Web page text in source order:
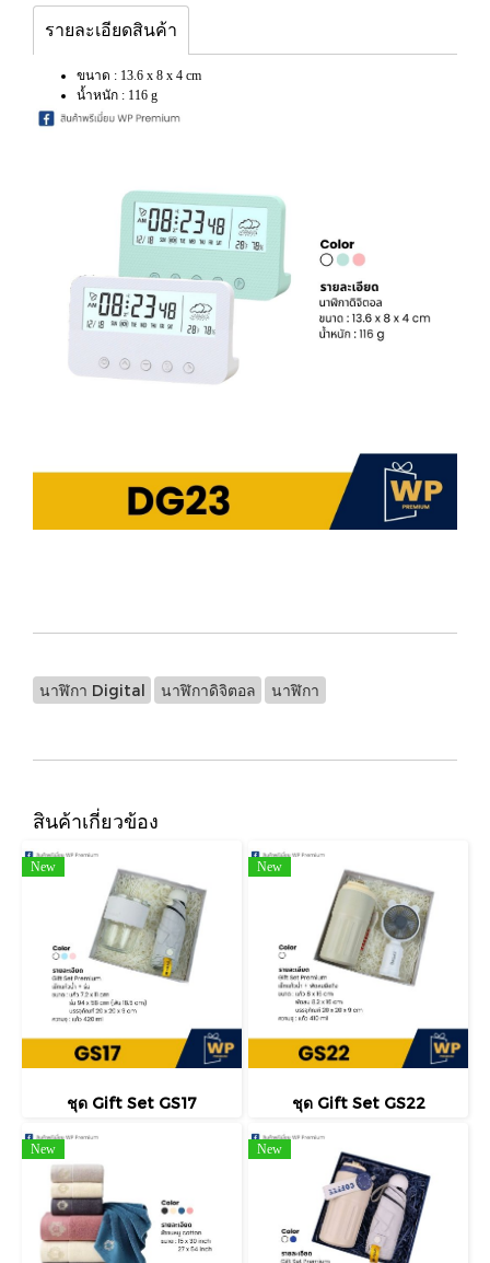
รายละเอียดสินค้า
ขนาด : 13.6 x 8 x 4 cm
น้ำหนัก : 116 g
นาฬิกา Digital นาฬิกาดิจิตอล นาฬิกา
สินค้าเกี่ยวข้อง
New
ชุด Gift Set GS17
New
ชุด Gift Set GS22
New New